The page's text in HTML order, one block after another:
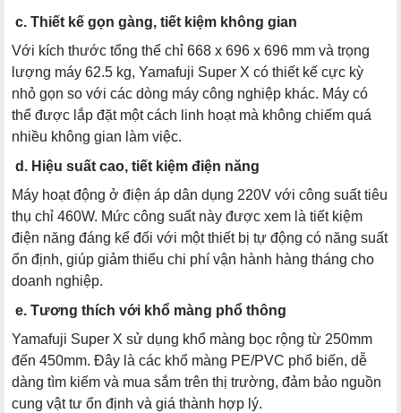
c. Thiết kế gọn gàng, tiết kiệm không gian
Với kích thước tổng thể chỉ 668 x 696 x 696 mm và trọng
lượng máy 62.5 kg, Yamafuji Super X có thiết kế cực kỳ
nhỏ gọn so với các dòng máy công nghiệp khác. Máy có
thể được lắp đặt một cách linh hoạt mà không chiếm quá
nhiều không gian làm việc.
d. Hiệu suất cao, tiết kiệm điện năng
Máy hoạt động ở điện áp dân dụng 220V với công suất tiêu
thụ chỉ 460W. Mức công suất này được xem là tiết kiệm
điện năng đáng kể đối với một thiết bị tự động có năng suất
ổn định, giúp giảm thiểu chi phí vận hành hàng tháng cho
doanh nghiệp.
e. Tương thích với khổ màng phổ thông
Yamafuji Super X sử dụng khổ màng bọc rộng từ 250mm
đến 450mm. Đây là các khổ màng PE/PVC phổ biến, dễ
dàng tìm kiếm và mua sắm trên thị trường, đảm bảo nguồn
cung vật tư ổn định và giá thành hợp lý.